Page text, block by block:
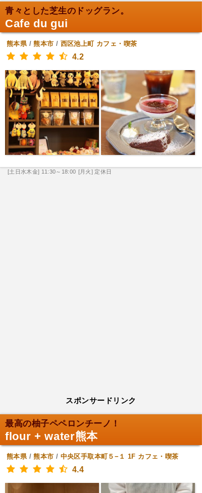
青々とした芝生のドッグラン。
Cafe du gui
熊本県/熊本市 / 西区池上町 カフェ・喫茶
4.2
[土日水木金] 11:30～18:00 [月火] 定休日
スポンサードリンク
最高の柚子ペペロンチーノ！
flour + water熊本
熊本県/熊本市 / 中央区手取本町５−１ 1F カフェ・喫茶
4.4